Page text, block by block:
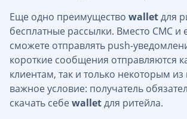
Еще одно преимущество walletдля
бесплатные рассылки. Вместо СМС и
сможете отправлять push-
короткие сообщения отправляются
клиентам, так и только некоторым из
важное условие: получатель
скачать себеwalletдля ритейла.